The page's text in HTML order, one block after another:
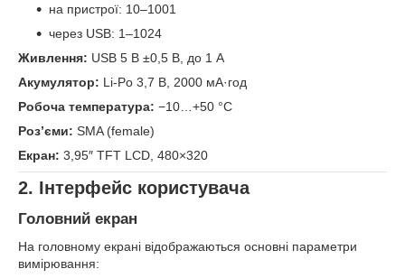
на пристрої: 10–1001
через USB: 1–1024
Живлення: USB 5 В ±0,5 В, до 1 А
Акумулятор: Li‑Po 3,7 В, 2000 мА·год
Робоча температура: −10…+50 °C
Роз’єми: SMA (female)
Екран: 3,95″ TFT LCD, 480×320
2. Інтерфейс користувача
Головний екран
На головному екрані відображаються основні параметри
вимірювання: